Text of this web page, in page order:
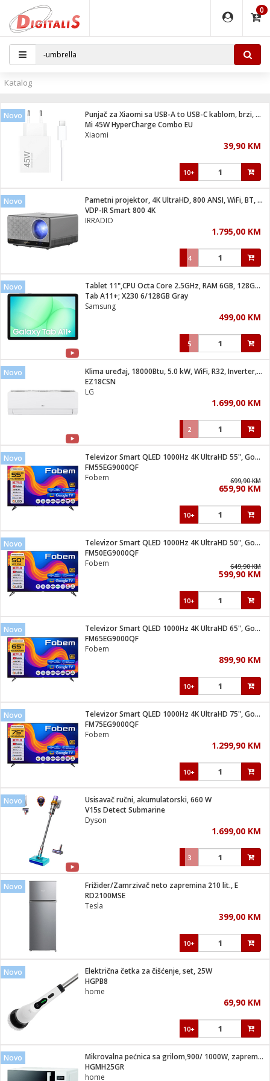
0
...
aparati
kafu
pribor
pribor
Vitrine
/ Zdravlje
za kosu
brijanje
pribor
i pribor
program
pribor
tuš
/ G4
grla
materijal
i kutije
i oprema
gorivo
- Analogija
IP kamere
brave
Katalog
Novo
Punjač za Xiaomi sa USB-A to USB-C kablom, brzi, 45W
Mi 45W HyperCharge Combo EU
Xiaomi
39,90 KM
10+
Novo
Pametni projektor, 4K UltraHD, 800 ANSI, WiFi, BT, Android
VDP-IR Smart 800 4K
IRRADIO
1.795,00 KM
4
Novo
Tablet 11",CPU Octa Core 2.5GHz, RAM 6GB, 128GB, 7040mAh
Tab A11+; X230 6/128GB Gray
Samsung
499,00 KM
5
Novo
Klima uređaj, 18000Btu, 5.0 kW, WiFi, R32, Inverter, A++/A+
EZ18CSN
LG
1.699,00 KM
2
Novo
Televizor Smart QLED 1000Hz 4K UltraHD 55", Google TV
FM55EG9000QF
Fobem
699,90 KM
659,90 KM
10+
Novo
Televizor Smart QLED 1000Hz 4K UltraHD 50", Google TV
FM50EG9000QF
Fobem
649,90 KM
599,90 KM
10+
Novo
Televizor Smart QLED 1000Hz 4K UltraHD 65", Google TV
FM65EG9000QF
Fobem
899,90 KM
10+
Novo
Televizor Smart QLED 1000Hz 4K UltraHD 75", Google TV
FM75EG9000QF
Fobem
1.299,90 KM
10+
Novo
Usisavač ručni, akumulatorski, 660 W
V15s Detect Submarine
Dyson
1.699,00 KM
3
Novo
Frižider/Zamrzivač neto zapremina 210 lit., E
RD2100MSE
Tesla
399,00 KM
10+
Novo
Električna četka za čišćenje, set, 25W
HGPB8
home
69,90 KM
10+
Novo
Mikrovalna pećnica sa grilom,900/ 1000W, zapremina 25 lit.
HGMH25GR
home